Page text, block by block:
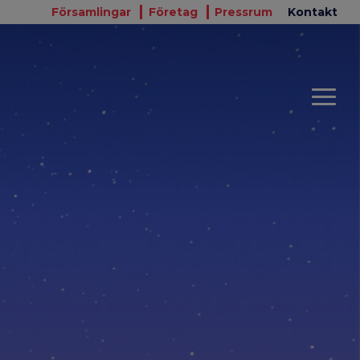
Församlingar Företag Pressrum Kontakt